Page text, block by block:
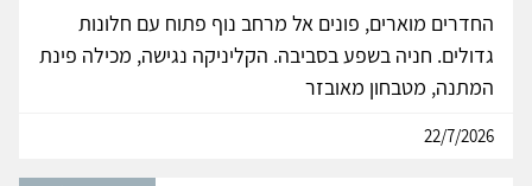
החדרים מוארים, פונים אל מרחב נוף פתוח עם חלונות
גדולים. חניה בשפע בסביבה. הקליניקה נגישה, מכילה פינת
המתנה, מטבחון מאובזר
22/7/2026